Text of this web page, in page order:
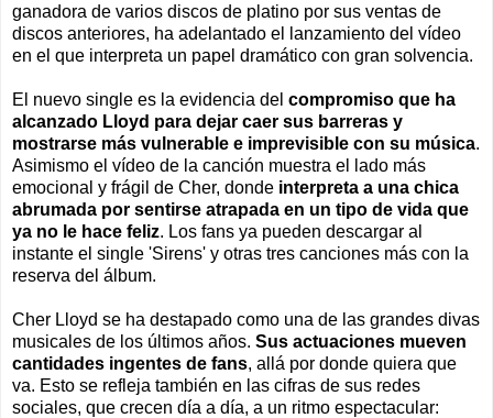
ganadora de varios discos de platino por sus ventas de
discos anteriores, ha adelantado el lanzamiento del vídeo
en el que interpreta un papel dramático con gran solvencia.
El nuevo single es la evidencia del compromiso que ha
alcanzado Lloyd para dejar caer sus barreras y
mostrarse más vulnerable e imprevisible con su música.
Asimismo el vídeo de la canción muestra el lado más
emocional y frágil de Cher, donde interpreta a una chica
abrumada por sentirse atrapada en un tipo de vida que
ya no le hace feliz. Los fans ya pueden descargar al
instante el single 'Sirens' y otras tres canciones más con la
reserva del álbum.
Cher Lloyd se ha destapado como una de las grandes divas
musicales de los últimos años. Sus actuaciones mueven
cantidades ingentes de fans, allá por donde quiera que
va. Esto se refleja también en las cifras de sus redes
sociales, que crecen día a día, a un ritmo espectacular: